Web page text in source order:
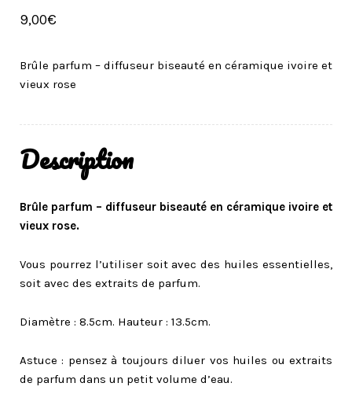
9,00€
Brûle parfum – diffuseur biseauté en céramique ivoire et
vieux rose
Description
Brûle parfum – diffuseur biseauté en céramique ivoire et
vieux rose.
Vous pourrez l’utiliser soit avec des huiles essentielles,
soit avec des extraits de parfum.
Diamètre : 8.5cm. Hauteur : 13.5cm.
Astuce : pensez à toujours diluer vos huiles ou extraits
de parfum dans un petit volume d’eau.